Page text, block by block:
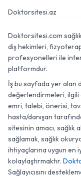
Doktorsitesi.az
Doktorsitesi.com
diş hekimleri,
profesyonelleri ile
platformdur.
İş bu sayfada yer alan
değerlendirmeleri, ilgili
emri, talebi, önerisi,
hasta/danışan
sitesinin amacı, sağlık
sağlamak, sağlık
ihtiyaçlarına uygun en
kolaylaştırmaktır.
Sağlayıcısını